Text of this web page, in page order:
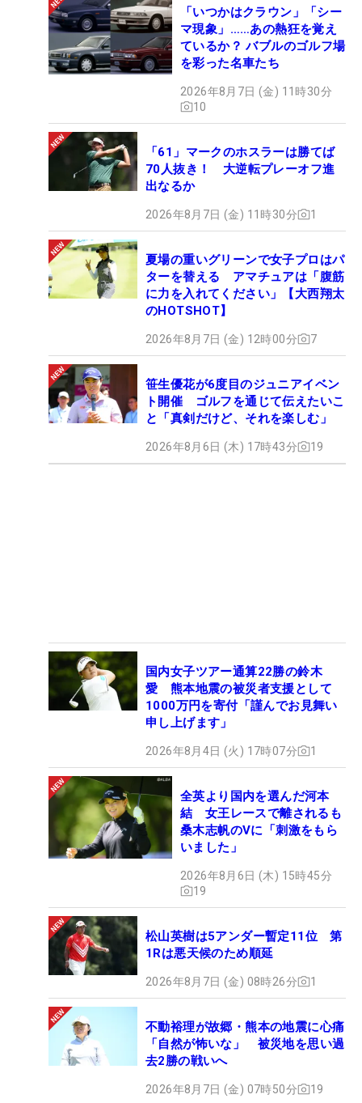
「いつかはクラウン」「シー
マ現象」……あの熱狂を覚え
ているか？ バブルのゴルフ場
を彩った名車たち
2026年8月7日 (金) 11時30分
10
「61」マークのホスラーは勝てば
70人抜き！ 大逆転プレーオフ進
出なるか
2026年8月7日 (金) 11時30分 1
夏場の重いグリーンで女子プロはパ
ターを替える アマチュアは「腹筋
に力を入れてください」【大西翔太
のHOTSHOT】
2026年8月7日 (金) 12時00分 7
笹生優花が6度目のジュニアイベン
ト開催 ゴルフを通じて伝えたいこ
と「真剣だけど、それを楽しむ」
2026年8月6日 (木) 17時43分 19
国内女子ツアー通算22勝の鈴木
愛 熊本地震の被災者支援として
1000万円を寄付「謹んでお見舞い
申し上げます」
2026年8月4日 (火) 17時07分 1
全英より国内を選んだ河本
結 女王レースで離されるも
桑木志帆のVに「刺激をもら
いました」
2026年8月6日 (木) 15時45分
19
松山英樹は5アンダー暫定11位 第
1Rは悪天候のため順延
2026年8月7日 (金) 08時26分 1
不動裕理が故郷・熊本の地震に心痛
「自然が怖いな」 被災地を思い過
去2勝の戦いへ
2026年8月7日 (金) 07時50分 19